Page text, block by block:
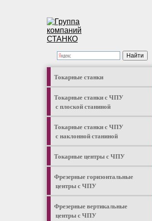
Токарные станки
Токарные станки с ЧПУ
с плоской станиной
Токарные станки с ЧПУ
с наклонной станиной
Токарные центры с ЧПУ
Фрезерные горизонтальные
центры с ЧПУ
Фрезерные вертикальные
центры с ЧПУ